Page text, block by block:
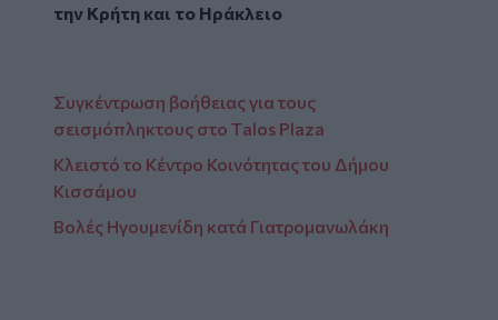
την Κρήτη και το Ηράκλειο
Συγκέντρωση βοήθειας για τους
σεισμόπληκτους στο Τalos Plaza
Κλειστό το Κέντρο Κοινότητας του Δήμου
Κισσάμου
Βολές Ηγουμενίδη κατά Γιατρομανωλάκη